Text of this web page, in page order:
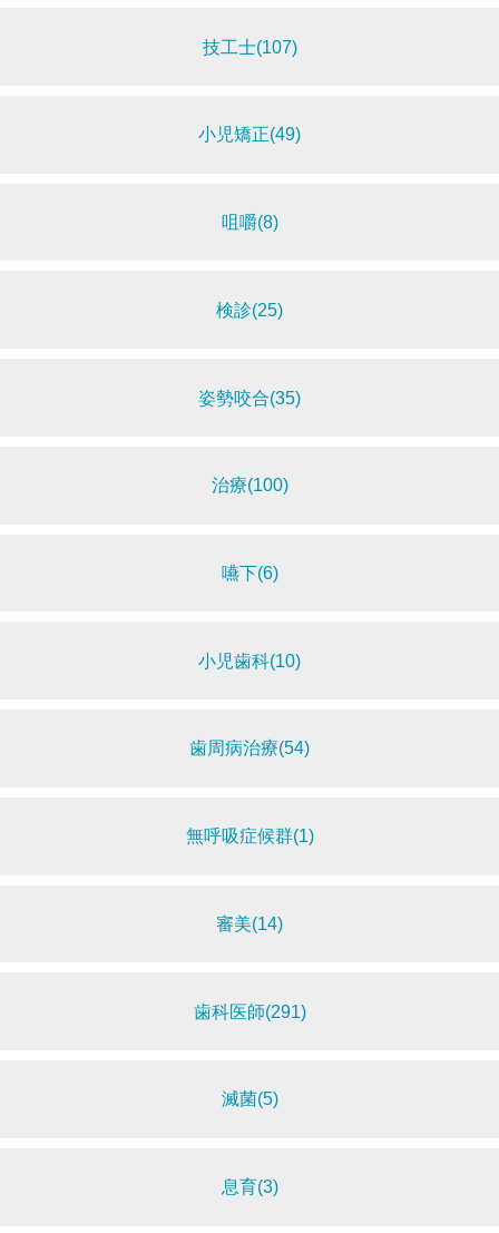
技工士(107)
小児矯正(49)
咀嚼(8)
検診(25)
姿勢咬合(35)
治療(100)
嚥下(6)
小児歯科(10)
歯周病治療(54)
無呼吸症候群(1)
審美(14)
歯科医師(291)
滅菌(5)
息育(3)